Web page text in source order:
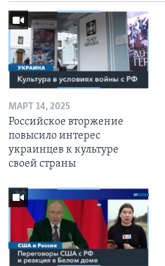
МАРТ 14, 2025
Российское вторжение
повысило интерес
украинцев к культуре
своей страны